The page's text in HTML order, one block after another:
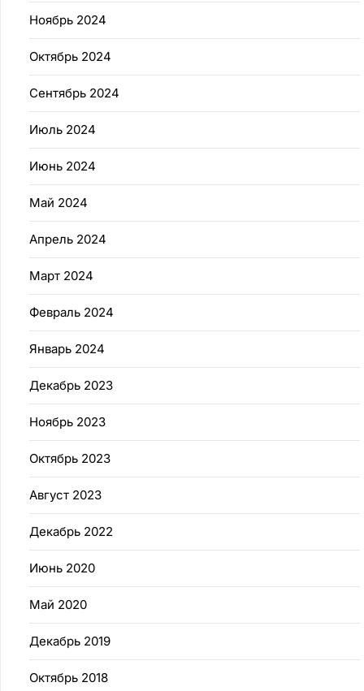
Ноябрь 2024
Октябрь 2024
Сентябрь 2024
Июль 2024
Июнь 2024
Май 2024
Апрель 2024
Март 2024
Февраль 2024
Январь 2024
Декабрь 2023
Ноябрь 2023
Октябрь 2023
Август 2023
Декабрь 2022
Июнь 2020
Май 2020
Декабрь 2019
Октябрь 2018